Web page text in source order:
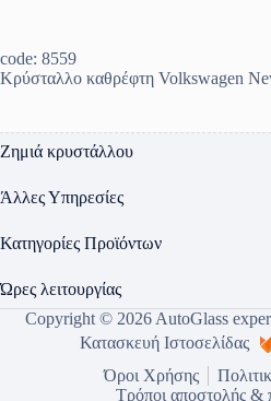
code: 8559
Κρύσταλλο καθρέφτη Volkswagen
Ζημιά κρυστάλλου
Άλλες Υπηρεσίες
Κατηγορίες Προϊόντων
Ώρες λειτουργίας
Copyright © 2026 AutoGlass
Κατασκευή Ιστοσελίδας
Όροι Χρήσης
Τρόποι αποστολής &